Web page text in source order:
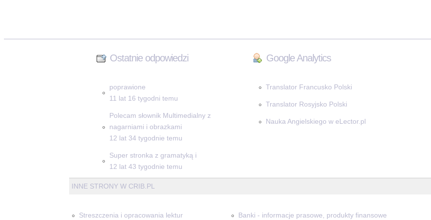
Ostatnie odpowiedzi
poprawione
11 lat 16 tygodni temu
Polecam słownik Multimedialny z
nagarniami i obrazkami
12 lat 34 tygodnie temu
Super stronka z gramatyką i
12 lat 43 tygodnie temu
Google Analytics
Translator Francusko Polski
Translator Rosyjsko Polski
Nauka Angielskiego w eLector.pl
INNE STRONY W CRIB.PL
Streszczenia i opracowania lektur
Banki - informacje prasowe, produkty finansowe